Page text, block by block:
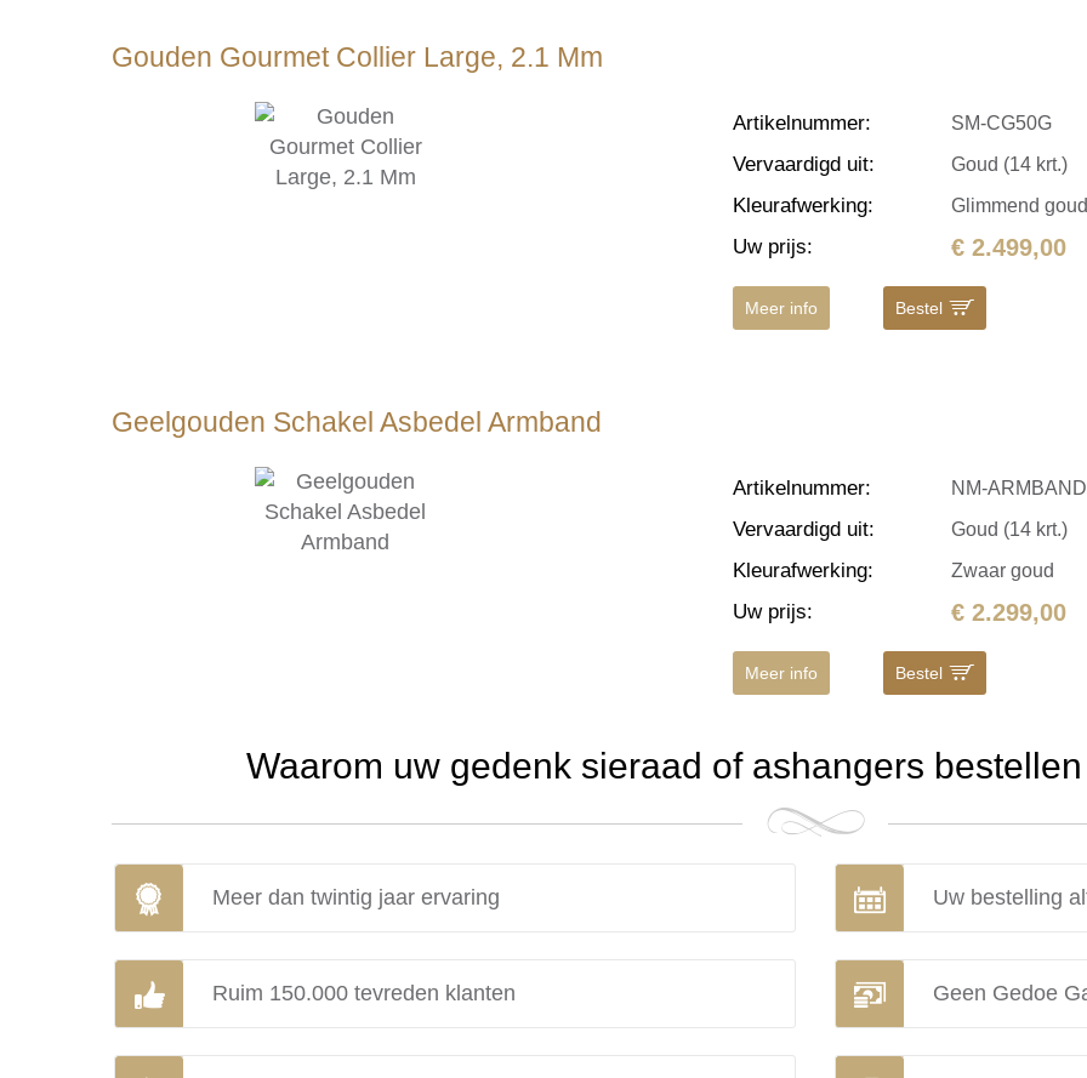
Gouden Gourmet Collier Large, 2.1 Mm
Artikelnummer: SM-CG50G
Vervaardigd uit: Goud (14 krt.)
Kleurafwerking: Glimmend
Uw prijs: € 2.499,00
Meer info Bestel
Geelgouden Schakel Asbedel Armband
Artikelnummer: NM-
Vervaardigd uit: Goud (14 krt.)
Kleurafwerking: Zwaar goud
Uw prijs: € 2.299,00
Meer info Bestel
Waarom uw gedenk sieraad of ashangers
Meer dan twintig jaar ervaring Uw bestelling
Ruim 150.000 tevreden klanten Geen Gedoe